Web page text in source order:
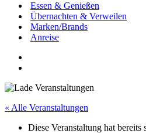
Essen & Genießen
Übernachten & Verweilen
Marken/Brands
Anreise
« Alle Veranstaltungen
Diese Veranstaltung hat bereits